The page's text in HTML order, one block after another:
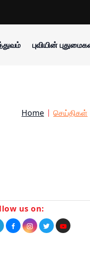
புவியின்
Home செய்திகள்
us on: